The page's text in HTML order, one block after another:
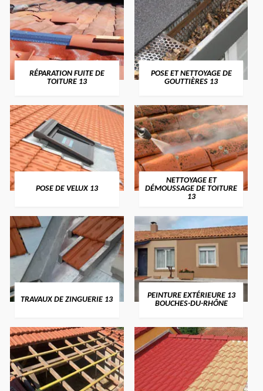
RÉPARATION FUITE DE
TOITURE 13
POSE ET NETTOYAGE DE
GOUTTIÈRES 13
POSE DE VELUX 13
NETTOYAGE ET
DÉMOUSSAGE DE TOITURE
13
TRAVAUX DE ZINGUERIE 13
PEINTURE EXTÉRIEURE 13
BOUCHES-DU-RHÔNE